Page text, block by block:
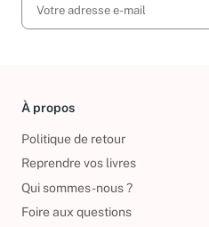
À propos
Politique de retour
Reprendre vos livres
Qui sommes-nous ?
Foire aux questions